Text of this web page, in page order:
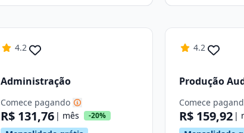
4.2
Administração
Comece pagando
R$ 131,76 | mês -20%
4.2
Produção
Comece
R$ 159,92 |